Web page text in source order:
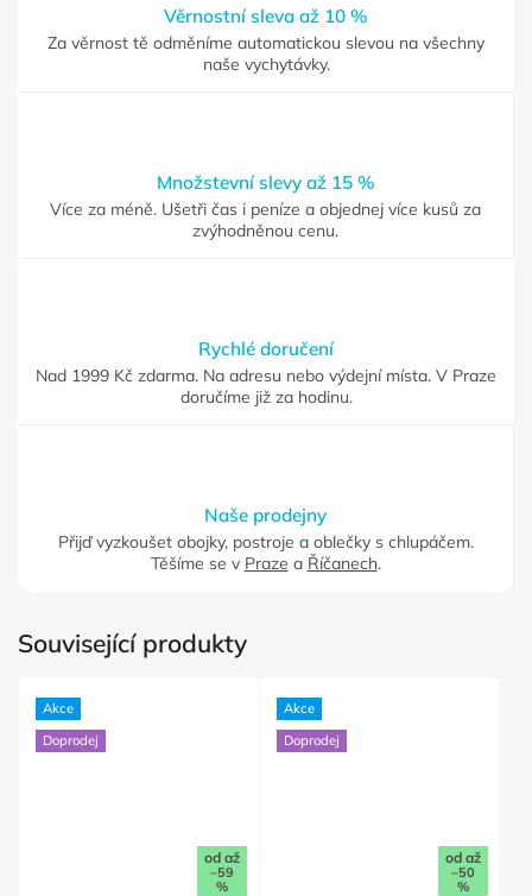
Věrnostní sleva až 10 %
Za věrnost tě odměníme automatickou slevou na všechny
naše vychytávky.
Množstevní slevy až 15 %
Více za méně. Ušetři čas i peníze a objednej více kusů za
zvýhodněnou cenu.
Rychlé doručení
Nad 1999 Kč zdarma. Na adresu nebo výdejní místa. V Praze
doručíme již za hodinu.
Naše prodejny
Přijď vyzkoušet obojky, postroje a oblečky s chlupáčem.
Těšíme se v Praze a Říčanech.
Související produkty
Akce
Doprodej
od až
–59
%
Akce
Doprodej
od až
–50
%